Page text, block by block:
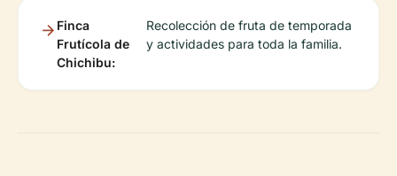
Finca
Frutícola de
Chichibu:
Recolección de fruta de temporada
y actividades para toda la familia.